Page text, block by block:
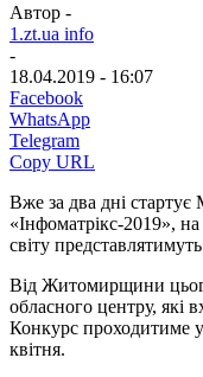
Автор -
1.zt.ua info
-
18.04.2019 - 16:07
Facebook
WhatsApp
Telegram
Copy URL
Вже за два дні
«Інфоматрікс-2019»,
світу
Від Житомирщини
обласного центру, які
Конкурс проходитиме у
квітня.